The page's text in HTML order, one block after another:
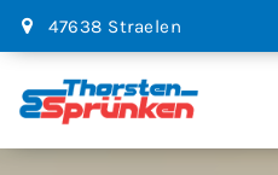
47638 Straelen